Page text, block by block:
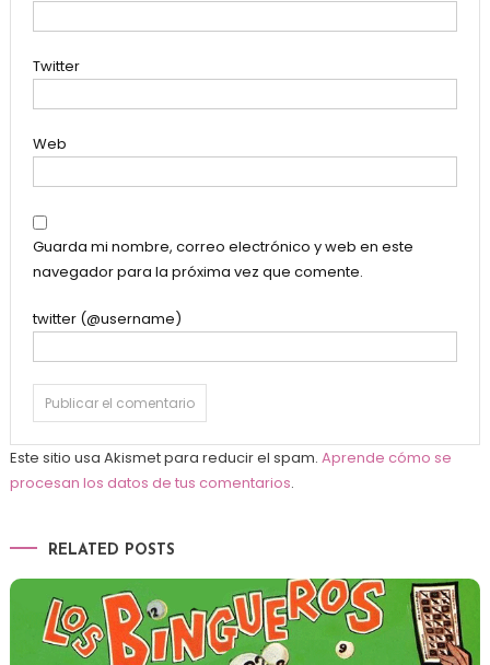
Twitter
Web
Guarda mi nombre, correo electrónico y web en este
navegador para la próxima vez que comente.
twitter (@username)
Este sitio usa Akismet para reducir el spam. Aprende cómo se
procesan los datos de tus comentarios.
RELATED POSTS